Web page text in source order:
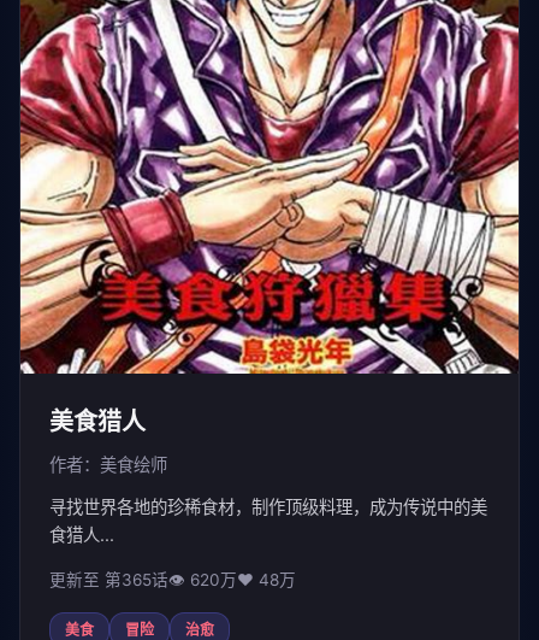
美食猎人
作者：美食绘师
寻找世界各地的珍稀食材，制作顶级料理，成为传说中的美
食猎人...
更新至 第365话👁 620万❤️ 48万
美食 冒险 治愈